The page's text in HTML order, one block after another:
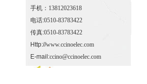
手机： 13812023618
电话:0510-83783422
传真:0510-83783422
Http://www.ccinoelec.com
E-mail:ccino@ccinoelec.com